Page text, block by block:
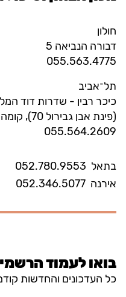
בואו לעמוד
כל העדכונים והחדשות
חולון
דבורה הנביאה 5
055.563.4775
תל־אביב
כיכר רבין - שדרות דוד
(פינת אבן גבירול 70), קומה 5
055.564.2609
בתאל 052.780.9553
אירנה 052.346.5077